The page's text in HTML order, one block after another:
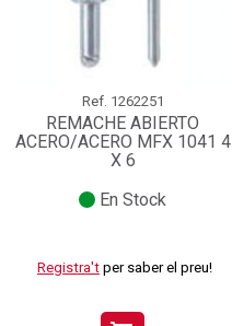
Ref. 1262251
REMACHE ABIERTO
ACERO/ACERO MFX 1041 4
X 6
En Stock
Registra't per saber el preu!